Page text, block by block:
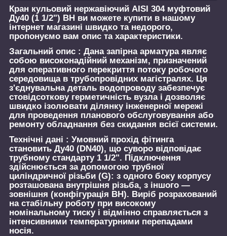
Кран кульовий нержавіючий AISI 304 муфтовий
Ду40 (1 1/2") ВН ви можете купити в нашому
інтернет магазині швидко та недорого,
пропонуємо вам опис та характеристики.
Загальний опис : Дана запірна арматура являє
собою високонадійний механізм, призначений
для оперативного перекриття потоку робочого
середовища в трубопровідних магістралях. Ця
з'єднувальна деталь водопроводу забезпечує
стовідсоткову герметичність вузла і дозволяє
швидко ізолювати ділянку інженерної мережі
для проведення планового обслуговування або
ремонту обладнання без скидання всієї системи.
Технічні дані : Умовний прохід фітинга
становить Ду40 (DN40), що суворо відповідає
трубному стандарту 1 1/2". Підключення
здійснюється за допомогою трубної
циліндричної різьби (G): з одного боку корпусу
розташована внутрішня різьба, з іншого —
зовнішня (конфігурація ВН). Виріб розрахований
на стабільну роботу при високому
номінальному тиску і відмінно справляється з
інтенсивними температурними перепадами
носія.